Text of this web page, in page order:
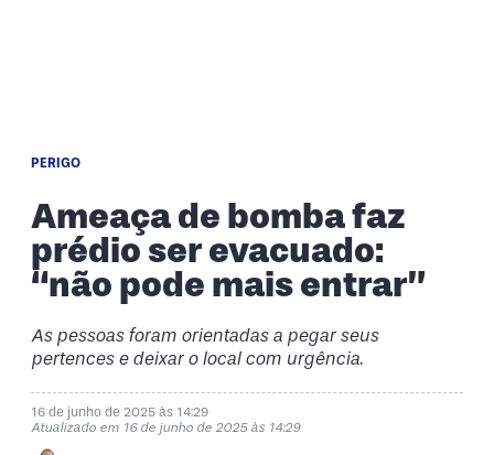
PERIGO
Ameaça de bomba faz
prédio ser evacuado:
“não pode mais entrar”
As pessoas foram orientadas a pegar seus
pertences e deixar o local com urgência.
16 de junho de 2025 às 14:29
Atualizado em 16 de junho de 2025 às 14:29